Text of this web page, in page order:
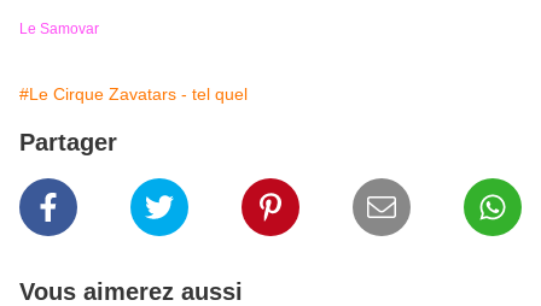
Le Samovar
#Le Cirque Zavatars - tel quel
Partager
Vous aimerez aussi